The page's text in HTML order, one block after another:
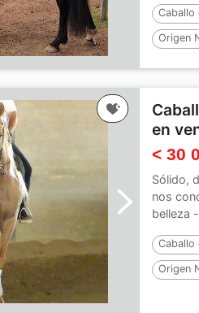
Caballo
Origen
en
< 30
Sólido,
nos
belleza
Caballo
Origen